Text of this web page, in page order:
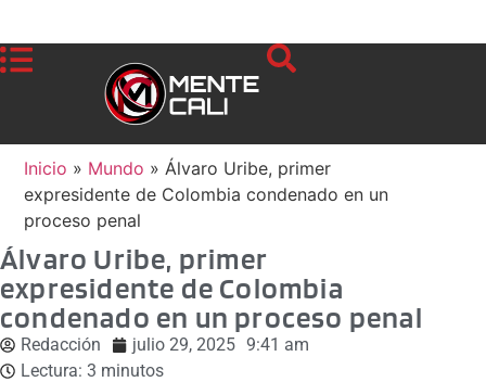
Inicio » Mundo » Álvaro Uribe, primer
expresidente de Colombia condenado en un
proceso penal
Álvaro Uribe, primer
expresidente de Colombia
condenado en un proceso penal
Redacción julio 29, 2025 9:41 am
Lectura: 3 minutos